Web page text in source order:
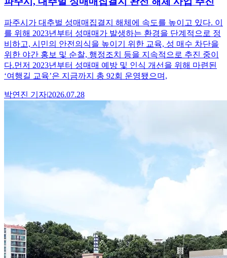
파주시가 대추벌 성매매집결지 해체에 속도를 높이고 있다. 이
를 위해 2023년부터 성매매가 발생하는 환경을 단계적으로 정
비하고, 시민의 안전의식을 높이기 위한 교육, 성 매수 차단을
위한 야간 홍보 및 순찰, 행정조치 등을 지속적으로 추진 중이
다.먼저 2023년부터 성매매 예방 및 인식 개선을 위해 마련된
‘여행길 교육’은 지금까지 총 92회 운영됐으며,
박연진 기자|2026.07.28